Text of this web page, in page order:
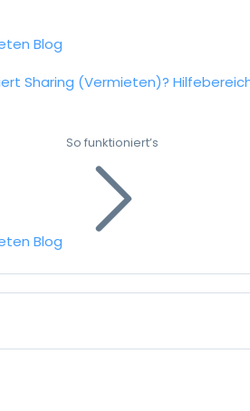
Blog
Sharing (Vermieten)?
Blog
So funktioniert’s